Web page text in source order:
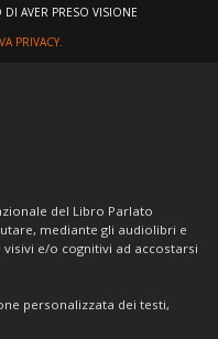
DI AVER PRESO VISIONE
PRIVACY.
del Libro Parlato
mediante gli audiolibri e
e/o cognitivi ad accostarsi
personalizzata dei testi,